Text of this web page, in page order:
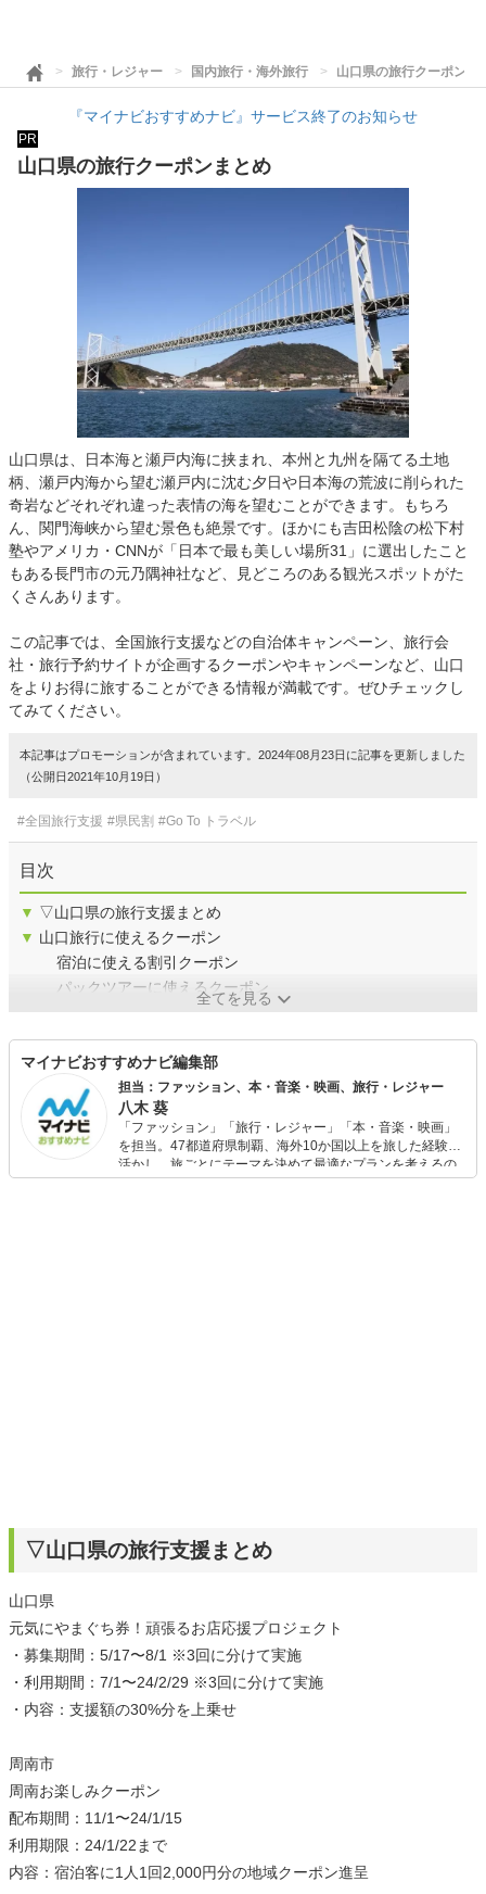
旅行・レジャー 国内旅行・海外旅行 山口県の旅行クーポンま
『マイナビおすすめナビ』サービス終了のお知らせ
PR
山口県の旅行クーポンまとめ
山口県は、日本海と瀬戸内海に挟まれ、本州と九州を隔てる土地
柄、瀬戸内海から望む瀬戸内に沈む夕日や日本海の荒波に削られた
奇岩などそれぞれ違った表情の海を望むことができます。もちろ
ん、関門海峡から望む景色も絶景です。ほかにも吉田松陰の松下村
塾やアメリカ・CNNが「日本で最も美しい場所31」に選出したこと
もある長門市の元乃隅神社など、見どころのある観光スポットがた
くさんあります。
この記事では、全国旅行支援などの自治体キャンペーン、旅行会
社・旅行予約サイトが企画するクーポンやキャンペーンなど、山口
をよりお得に旅することができる情報が満載です。ぜひチェックし
てみてください。
本記事はプロモーションが含まれています。2024年08月23日に記事を更新しました
（公開日2021年10月19日）
#全国旅行支援 #県民割 #Go To トラベル
目次
▼ ▽山口県の旅行支援まとめ
▼ 山口旅行に使えるクーポン
宿泊に使える割引クーポン
パックツアーに使えるクーポン
全てを見る
マイナビおすすめナビ編集部
担当：ファッション、本・音楽・映画、旅行・レジャー
八木 葵
「ファッション」「旅行・レジャー」「本・音楽・映画」
を担当。47都道府県制覇、海外10か国以上を旅した経験を
活かし、旅ごとにテーマを決めて最適なプランを考えるの
が得意。また、アパレルショップでの販売経験もあり。誰
▽山口県の旅行支援まとめ
山口県
元気にやまぐち券！頑張るお店応援プロジェクト
・募集期間：5/17〜8/1 ※3回に分けて実施
・利用期間：7/1〜24/2/29 ※3回に分けて実施
・内容：支援額の30%分を上乗せ
周南市
周南お楽しみクーポン
配布期間：11/1〜24/1/15
利用期限：24/1/22まで
内容：宿泊客に1人1回2,000円分の地域クーポン進呈